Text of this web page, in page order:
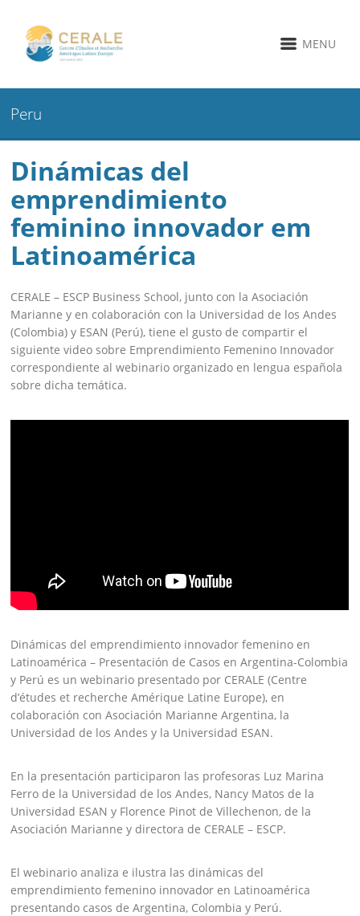
MENU
Peru
Dinámicas del
emprendimiento
feminino innovador em
Latinoamérica
CERALE – ESCP Business School, junto con la Asociación
Marianne y en colaboración con la Universidad de los Andes
(Colombia) y ESAN (Perú), tiene el gusto de compartir el
siguiente video sobre Emprendimiento Femenino Innovador
correspondiente al webinario organizado en lengua española
sobre dicha temática.
Dinámicas del emprendimiento innovador femenino en
Latinoamérica – Presentación de Casos en Argentina-Colombia
y Perú es un webinario presentado por CERALE (Centre
d’études et recherche Amérique Latine Europe), en
colaboración con Asociación Marianne Argentina, la
Universidad de los Andes y la Universidad ESAN.
En la presentación participaron las profesoras Luz Marina
Ferro de la Universidad de los Andes, Nancy Matos de la
Universidad ESAN y Florence Pinot de Villechenon, de la
Asociación Marianne y directora de CERALE – ESCP.
El webinario analiza e ilustra las dinámicas del
emprendimiento femenino innovador en Latinoamérica
presentando casos de Argentina, Colombia y Perú.